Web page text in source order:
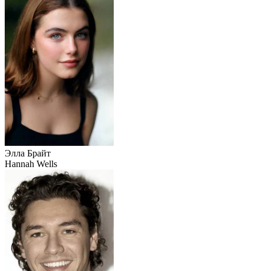
Элла Брайт
Hannah Wells